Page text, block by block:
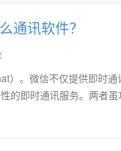
通讯软件？
）。微信不仅提供即时
的即时通讯服务。两者